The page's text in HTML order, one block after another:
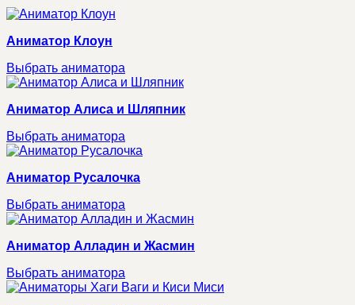
Аниматор Клоун
Выбрать аниматора
Аниматор Алиса и Шляпник
Выбрать аниматора
Аниматор Русалочка
Выбрать аниматора
Аниматор Алладин и Жасмин
Выбрать аниматора